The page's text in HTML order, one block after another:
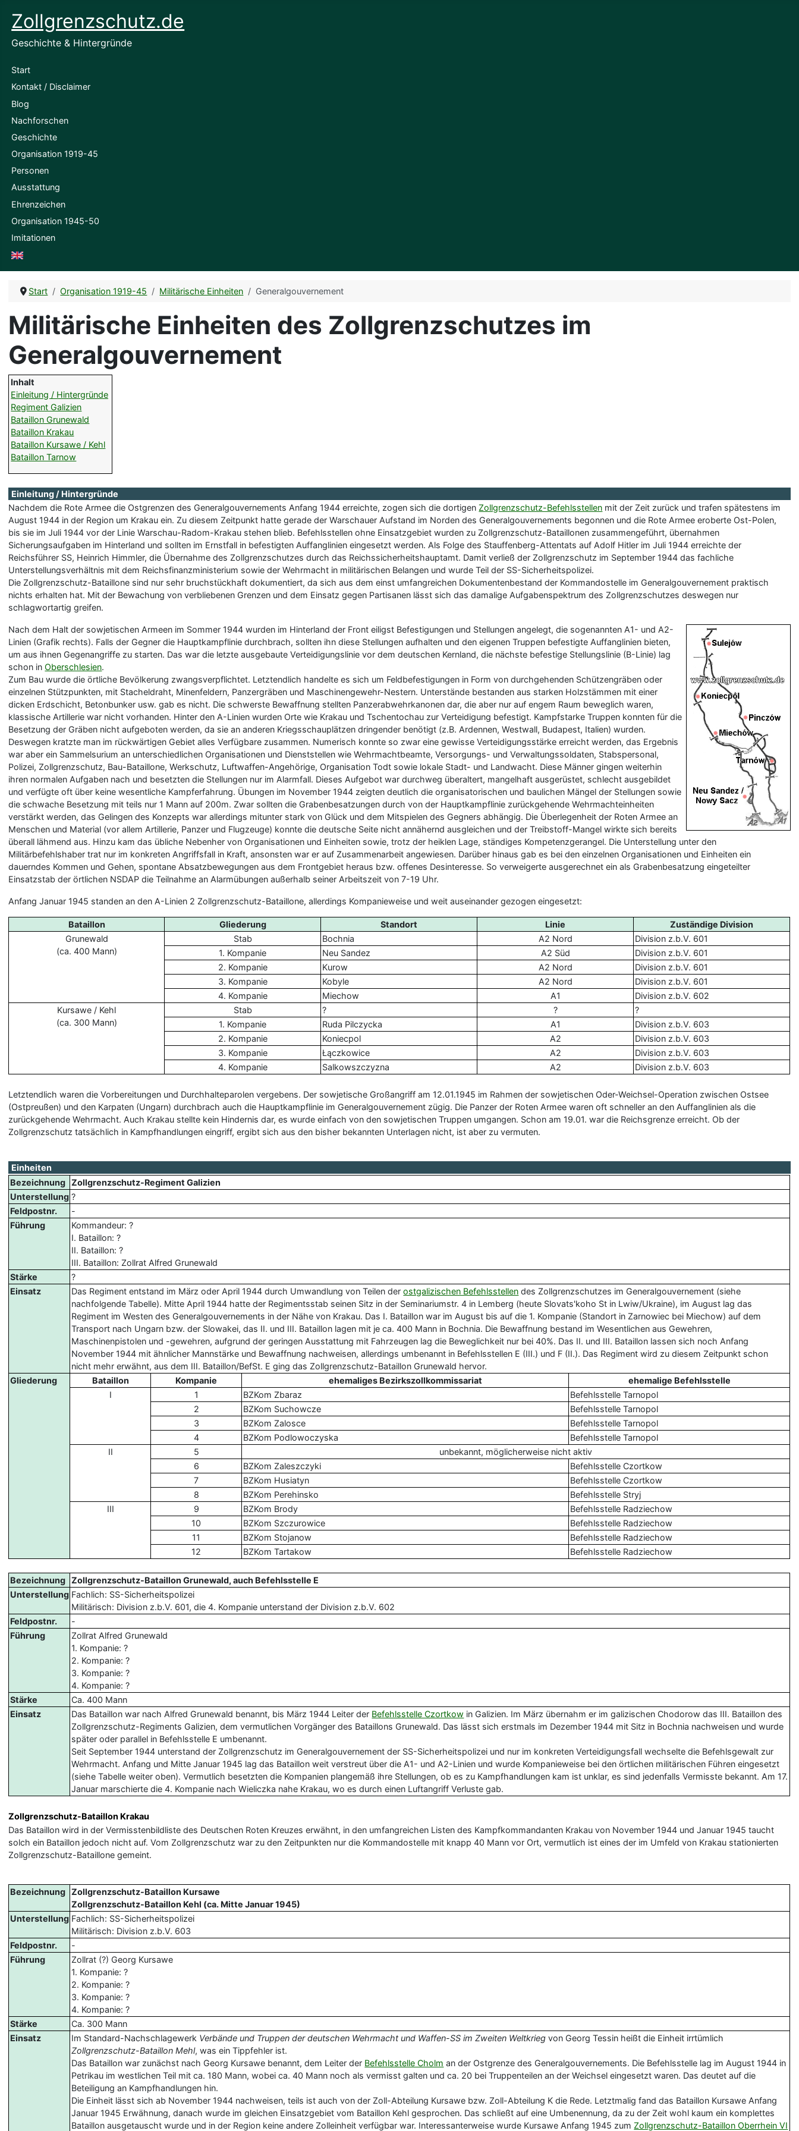
Zollgrenzschutz.de
Geschichte & Hintergründe
Start
Kontakt / Disclaimer
Blog
Nachforschen
Geschichte
Organisation 1919-45
Personen
Ausstattung
Ehrenzeichen
Organisation 1945-50
Imitationen
English
Start Organisation 1919-45 Militärische Einheiten Generalgouvernement
Militärische Einheiten des Zollgrenzschutzes im
Generalgouvernement
Inhalt
Einleitung / Hintergründe
Regiment Galizien
Bataillon Grunewald
Bataillon Krakau
Bataillon Kursawe / Kehl
Bataillon Tarnow
Einleitung / Hintergründe
Nachdem die Rote Armee die Ostgrenzen des Generalgouvernements Anfang 1944 erreichte, zogen sich die dortigenZollgrenzschutz-Befehlsstellen mit der Zeit zurück und trafen spätestens im
August 1944 in der Region um Krakau ein. Zu diesem Zeitpunkt hatte gerade der Warschauer Aufstand im Norden des Generalgouvernements begonnen und die Rote Armee eroberte Ost-Polen,
bis sie im Juli 1944 vor der Linie Warschau-Radom-Krakau stehen blieb. Befehlsstellen ohne Einsatzgebiet wurden zu Zollgrenzschutz-Bataillonen zusammengeführt, übernahmen
Sicherungsaufgaben im Hinterland und sollten im Ernstfall in befestigten Auffanglinien eingesetzt werden. Als Folge des Stauffenberg-Attentats auf Adolf Hitler im Juli 1944 erreichte der
Reichsführer SS, Heinrich Himmler, die Übernahme des Zollgrenzschutzes durch das Reichssicherheitshauptamt. Damit verließ der Zollgrenzschutz im September 1944 das fachliche
Unterstellungsverhältnis mit dem Reichsfinanzministerium sowie der Wehrmacht in militärischen Belangen und wurde Teil der SS-Sicherheitspolizei.
Die Zollgrenzschutz-Bataillone sind nur sehr bruchstückhaft dokumentiert, da sich aus dem einst umfangreichen Dokumentenbestand der Kommandostelle im Generalgouvernement praktisch
nichts erhalten hat. Mit der Bewachung von verbliebenen Grenzen und dem Einsatz gegen Partisanen lässt sich das damalige Aufgabenspektrum des Zollgrenzschutzes deswegen nur
schlagwortartig greifen.
Nach dem Halt der sowjetischen Armeen im Sommer 1944 wurden im Hinterland der Front eiligst Befestigungen und Stellungen angelegt, die sogenannten A1- und A2-
Linien (Grafik rechts). Falls der Gegner die Hauptkampflinie durchbrach, sollten ihn diese Stellungen aufhalten und den eigenen Truppen befestigte Auffanglinien bieten,
um aus ihnen Gegenangriffe zu starten. Das war die letzte ausgebaute Verteidigungslinie vor dem deutschen Kernland, die nächste befestige Stellungslinie (B-Linie) lag
schon inOberschlesien.
Zum Bau wurde die örtliche Bevölkerung zwangsverpflichtet. Letztendlich handelte es sich um Feldbefestigungen in Form von durchgehenden Schützengräben oder
einzelnen Stützpunkten, mit Stacheldraht, Minenfeldern, Panzergräben und Maschinengewehr-Nestern. Unterstände bestanden aus starken Holzstämmen mit einer
dicken Erdschicht, Betonbunker usw. gab es nicht. Die schwerste Bewaffnung stellten Panzerabwehrkanonen dar, die aber nur auf engem Raum beweglich waren,
klassische Artillerie war nicht vorhanden. Hinter den A-Linien wurden Orte wie Krakau und Tschentochau zur Verteidigung befestigt. Kampfstarke Truppen konnten für die
Besetzung der Gräben nicht aufgeboten werden, da sie an anderen Kriegsschauplätzen dringender benötigt (z.B. Ardennen, Westwall, Budapest, Italien) wurden.
Deswegen kratzte man im rückwärtigen Gebiet alles Verfügbare zusammen. Numerisch konnte so zwar eine gewisse Verteidigungsstärke erreicht werden, das Ergebnis
war aber ein Sammelsurium an unterschiedlichen Organisationen und Dienststellen wie Wehrmachtbeamte, Versorgungs- und Verwaltungssoldaten, Stabspersonal,
Polizei, Zollgrenzschutz, Bau-Bataillone, Werkschutz, Luftwaffen-Angehörige, Organisation Todt sowie lokale Stadt- und Landwacht. Diese Männer gingen weiterhin
ihren normalen Aufgaben nach und besetzten die Stellungen nur im Alarmfall. Dieses Aufgebot war durchweg überaltert, mangelhaft ausgerüstet, schlecht ausgebildet
und verfügte oft über keine wesentliche Kampferfahrung. Übungen im November 1944 zeigten deutlich die organisatorischen und baulichen Mängel der Stellungen sowie
die schwache Besetzung mit teils nur 1 Mann auf 200m. Zwar sollten die Grabenbesatzungen durch von der Hauptkampflinie zurückgehende Wehrmachteinheiten
verstärkt werden, das Gelingen des Konzepts war allerdings mitunter stark von Glück und dem Mitspielen des Gegners abhängig. Die Überlegenheit der Roten Armee an
Menschen und Material (vor allem Artillerie, Panzer und Flugzeuge) konnte die deutsche Seite nicht annähernd ausgleichen und der Treibstoff-Mangel wirkte sich bereits
überall lähmend aus. Hinzu kam das übliche Nebenher von Organisationen und Einheiten sowie, trotz der heiklen Lage, ständiges Kompetenzgerangel. Die Unterstellung unter den
Militärbefehlshaber trat nur im konkreten Angriffsfall in Kraft, ansonsten war er auf Zusammenarbeit angewiesen. Darüber hinaus gab es bei den einzelnen Organisationen und Einheiten ein
dauerndes Kommen und Gehen, spontane Absatzbewegungen aus dem Frontgebiet heraus bzw. offenes Desinteresse. So verweigerte ausgerechnet ein als Grabenbesatzung eingeteilter
Einsatzstab der örtlichen NSDAP die Teilnahme an Alarmübungen außerhalb seiner Arbeitszeit von 7-19 Uhr.
Anfang Januar 1945 standen an den A-Linien 2 Zollgrenzschutz-Bataillone, allerdings Kompanieweise und weit auseinander gezogen eingesetzt:
Bataillon Gliederung Standort Linie
Zuständige Division
Grunewald
(ca. 400 Mann)
Stab Bochnia A2 Nord
Division z.b.V. 601
1. Kompanie
Neu Sandez A2 Süd
Division z.b.V. 601
2. Kompanie
Kurow A2 Nord
Division z.b.V. 601
3. Kompanie
Kobyle A2 Nord
Division z.b.V. 601
4. Kompanie
Miechow A1
Division z.b.V. 602
Kursawe / Kehl
(ca. 300 Mann)
Stab ? ?
?
1. Kompanie
Ruda Pilczycka A1
Division z.b.V. 603
2. Kompanie
Koniecpol A2
Division z.b.V. 603
3. Kompanie
Łączkowice A2
Division z.b.V. 603
4. Kompanie
Salkowszczyzna A2 Division z.b.V. 603
Letztendlich waren die Vorbereitungen und Durchhalteparolen vergebens. Der sowjetische Großangriff am 12.01.1945 im Rahmen der sowjetischen Oder-Weichsel-Operation zwischen Ostsee
(Ostpreußen) und den Karpaten (Ungarn) durchbrach auch die Hauptkampflinie im Generalgouvernement zügig. Die Panzer der Roten Armee waren oft schneller an den Auffanglinien als die
zurückgehende Wehrmacht. Auch Krakau stellte kein Hindernis dar, es wurde einfach von den sowjetischen Truppen umgangen. Schon am 19.01. war die Reichsgrenze erreicht. Ob der
Zollgrenzschutz tatsächlich in Kampfhandlungen eingriff, ergibt sich aus den bisher bekannten Unterlagen nicht, ist aber zu vermuten.
Einheiten
Bezeichnung
Zollgrenzschutz-Regiment Galizien
Unterstellung ?
Feldpostnr.
-
Führung
Kommandeur: ?
I. Bataillon: ?
II. Bataillon: ?
III. Bataillon: Zollrat Alfred Grunewald
Stärke
?
Einsatz
Das Regiment entstand im März oder April 1944 durch Umwandlung von Teilen derostgalizischen Befehlsstellen des Zollgrenzschutzes im Generalgouvernement (siehe
nachfolgende Tabelle). Mitte April 1944 hatte der Regimentsstab seinen Sitz in der Seminariumstr. 4 in Lemberg (heute Slovats'koho St in Lwiw/Ukraine), im August lag das
Regiment im Westen des Generalgouvernements in der Nähe von Krakau. Das I. Bataillon war im August bis auf die 1. Kompanie (Standort in Zarnowiec bei Miechow) auf dem
Transport nach Ungarn bzw. der Slowakei, das II. und III. Bataillon lagen mit je ca. 400 Mann in Bochnia. Die Bewaffnung bestand im Wesentlichen aus Gewehren,
Maschinenpistolen und -gewehren, aufgrund der geringen Ausstattung mit Fahrzeugen lag die Beweglichkeit nur bei 40%. Das II. und III. Bataillon lassen sich noch Anfang
November 1944 mit ähnlicher Mannstärke und Bewaffnung nachweisen, allerdings umbenannt in Befehlsstellen E (III.) und F (II.). Das Regiment wird zu diesem Zeitpunkt schon
nicht mehr erwähnt, aus dem III. Bataillon/BefSt. E ging das Zollgrenzschutz-Bataillon Grunewald hervor.
Gliederung
Bataillon Kompanie ehemaliges Bezirkszollkommissariat
ehemalige Befehlsstelle
I
1 BZKom Zbaraz
Befehlsstelle Tarnopol
2
BZKom Suchowcze
Befehlsstelle Tarnopol
3
BZKom Zalosce
Befehlsstelle Tarnopol
4
BZKom Podlowoczyska
Befehlsstelle Tarnopol
II
5
unbekannt, möglicherweise nicht aktiv
6
BZKom Zaleszczyki
Befehlsstelle Czortkow
7
BZKom Husiatyn
Befehlsstelle Czortkow
8
BZKom Perehinsko
Befehlsstelle Stryj
III
9 BZKom Brody
Befehlsstelle Radziechow
10
BZKom Szczurowice
Befehlsstelle Radziechow
11
BZKom Stojanow
Befehlsstelle Radziechow
12
BZKom Tartakow Befehlsstelle Radziechow
Bezeichnung
Zollgrenzschutz-Bataillon Grunewald, auch Befehlsstelle E
Unterstellung Fachlich: SS-Sicherheitspolizei
Militärisch: Division z.b.V. 601, die 4. Kompanie unterstand der Division z.b.V. 602
Feldpostnr.
-
Führung
Zollrat Alfred Grunewald
1. Kompanie: ?
2. Kompanie: ?
3. Kompanie: ?
4. Kompanie: ?
Stärke
Ca. 400 Mann
Einsatz
Das Bataillon war nach Alfred Grunewald benannt, bis März 1944 Leiter der Befehlsstelle Czortkow in Galizien. Im März übernahm er im galizischen Chodorow das III. Bataillon des
Zollgrenzschutz-Regiments Galizien, dem vermutlichen Vorgänger des Bataillons Grunewald. Das lässt sich erstmals im Dezember 1944 mit Sitz in Bochnia nachweisen und wurde
später oder parallel in Befehlsstelle E umbenannt.
Seit September 1944 unterstand der Zollgrenzschutz im Generalgouvernement der SS-Sicherheitspolizei und nur im konkreten Verteidigungsfall wechselte die Befehlsgewalt zur
Wehrmacht. Anfang und Mitte Januar 1945 lag das Bataillon weit verstreut über die A1- und A2-Linien und wurde Kompanieweise bei den örtlichen militärischen Führen eingesetzt
(siehe Tabelle weiter oben). Vermutlich besetzten die Kompanien plangemäß ihre Stellungen, ob es zu Kampfhandlungen kam ist unklar, es sind jedenfalls Vermisste bekannt. Am 17.
Januar marschierte die 4. Kompanie nach Wieliczka nahe Krakau, wo es durch einen Luftangriff Verluste gab.
Zollgrenzschutz-Bataillon Krakau
Das Bataillon wird in der Vermisstenbildliste des Deutschen Roten Kreuzes erwähnt, in den umfangreichen Listen des Kampfkommandanten Krakau von November 1944 und Januar 1945 taucht
solch ein Bataillon jedoch nicht auf. Vom Zollgrenzschutz war zu den Zeitpunkten nur die Kommandostelle mit knapp 40 Mann vor Ort, vermutlich ist eines der im Umfeld von Krakau stationierten
Zollgrenzschutz-Bataillone gemeint.
Bezeichnung
Zollgrenzschutz-Bataillon Kursawe
Zollgrenzschutz-Bataillon Kehl (ca. Mitte Januar 1945)
Unterstellung Fachlich: SS-Sicherheitspolizei
Militärisch: Division z.b.V. 603
Feldpostnr.
-
Führung
Zollrat (?) Georg Kursawe
1. Kompanie: ?
2. Kompanie: ?
3. Kompanie: ?
4. Kompanie: ?
Stärke
Ca. 300 Mann
Einsatz
Im Standard-Nachschlagewerk Verbände und Truppen der deutschen Wehrmacht und Waffen-SS im Zweiten Weltkrieg von Georg Tessin heißt die Einheit irrtümlich
Zollgrenzschutz-Bataillon Mehl, was ein Tippfehler ist.
Das Bataillon war zunächst nach Georg Kursawe benannt, dem Leiter der Befehlsstelle Cholm an der Ostgrenze des Generalgouvernements. Die Befehlsstelle lag im August 1944 in
Petrikau im westlichen Teil mit ca. 180 Mann, wobei ca. 40 Mann noch als vermisst galten und ca. 20 bei Truppenteilen an der Weichsel eingesetzt waren. Das deutet auf die
Beteiligung an Kampfhandlungen hin.
Die Einheit lässt sich ab November 1944 nachweisen, teils ist auch von der Zoll-Abteilung Kursawe bzw. Zoll-Abteilung K die Rede. Letztmalig fand das Bataillon Kursawe Anfang
Januar 1945 Erwähnung, danach wurde im gleichen Einsatzgebiet vom Bataillon Kehl gesprochen. Das schließt auf eine Umbenennung, da zu der Zeit wohl kaum ein komplettes
Bataillon ausgetauscht wurde und in der Region keine andere Zolleinheit verfügbar war. Interessanterweise wurde Kursawe Anfang 1945 zumZollgrenzschutz-Bataillon Oberrhein VI